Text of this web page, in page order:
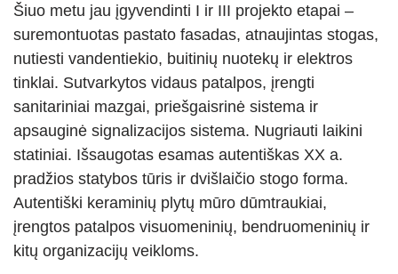
Šiuo metu jau įgyvendinti I ir III projekto etapai –
suremontuotas pastato fasadas, atnaujintas stogas,
nutiesti vandentiekio, buitinių nuotekų ir elektros
tinklai. Sutvarkytos vidaus patalpos, įrengti
sanitariniai mazgai, priešgaisrinė sistema ir
apsauginė signalizacijos sistema. Nugriauti laikini
statiniai. Išsaugotas esamas autentiškas XX a.
pradžios statybos tūris ir dvišlaičio stogo forma.
Autentiški keraminių plytų mūro dūmtraukiai,
įrengtos patalpos visuomeninių, bendruomeninių ir
kitų organizacijų veikloms.